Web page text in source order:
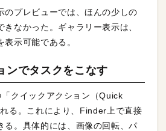
のプレビューでは、ほんの少しの
きなかった。ギャラリー表示は、
示可能である。
ンでタスクをこなす
クイックアクション（Quick
る。これにより、Finder上で直接
る。具体的には、画像の回転、パ